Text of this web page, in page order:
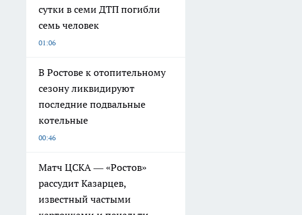
сутки в семи ДТП погибли
семь человек
01:06
В Ростове к отопительному
сезону ликвидируют
последние подвальные
котельные
00:46
Матч ЦСКА — «Ростов»
рассудит Казарцев,
известный частыми